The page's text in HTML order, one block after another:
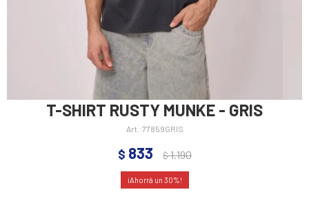
T-SHIRT RUSTY MUNKE - GRIS
77859GRIS
$ 833 $1.190
30